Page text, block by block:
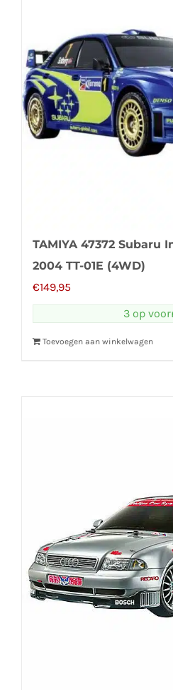
TAMIYA 47372 Subaru
2004 TT-01E (4WD)
€149,95
3 op
Toevoegen aan winkelwagen